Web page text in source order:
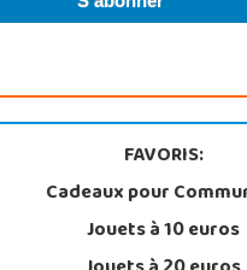
FAVORIS:
Cadeaux pour
Jouets à 10 euros